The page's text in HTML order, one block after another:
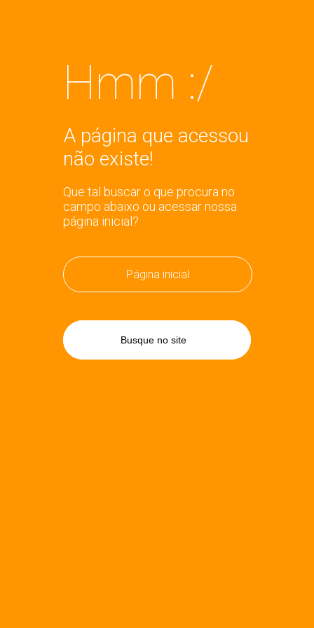
Hmm :/
A página que acessou
não existe!
Que tal buscar o que procura no
campo abaixo ou acessar nossa
página inicial?
Página inicial